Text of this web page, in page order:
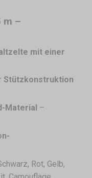
m –
mit einer
Stützkonstruktion
Material –
Rot, Gelb,